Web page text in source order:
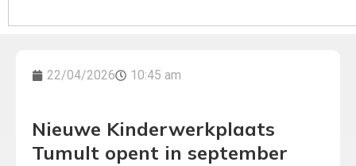
22/04/2026 10:45 am
Nieuwe Kinderwerkplaats
Tumult opent in september